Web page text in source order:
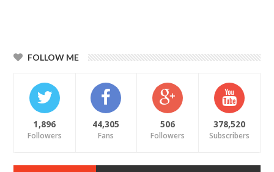
FOLLOW ME
1,896
Followers
44,305
Fans
506
Followers
378,520
Subscribers